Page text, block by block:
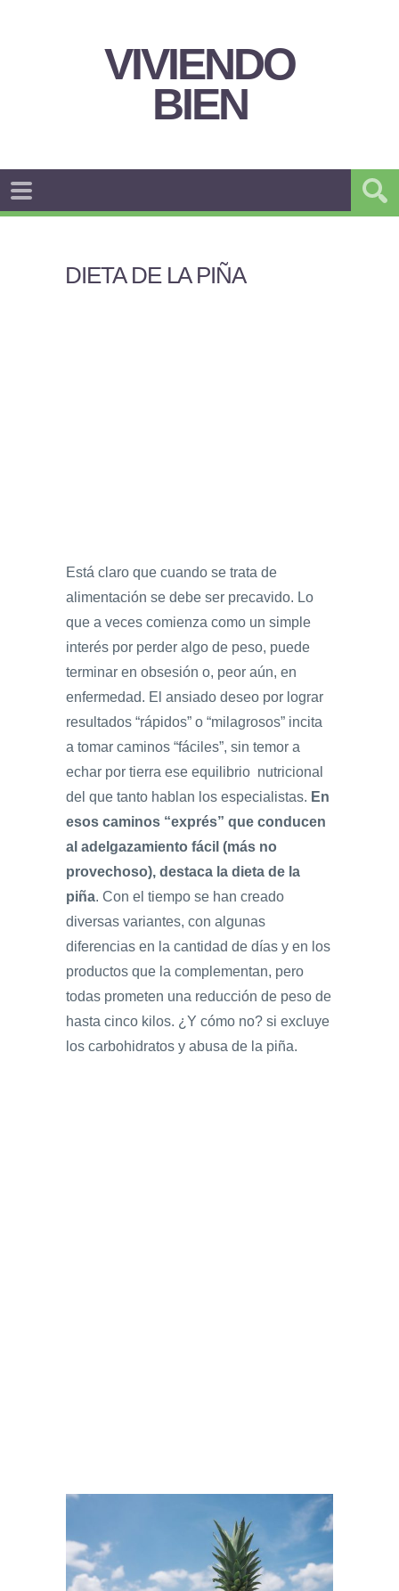
VIVIENDO
BIEN
DIETA DE LA PIÑA
Está claro que cuando se trata de
alimentación se debe ser precavido. Lo
que a veces comienza como un simple
interés por perder algo de peso, puede
terminar en obsesión o, peor aún, en
enfermedad. El ansiado deseo por lograr
resultados “rápidos” o “milagrosos” incita
a tomar caminos “fáciles”, sin temor a
echar por tierra ese equilibrio nutricional
del que tanto hablan los especialistas. En
esos caminos “exprés” que conducen
al adelgazamiento fácil (más no
provechoso), destaca la dieta de la
piña. Con el tiempo se han creado
diversas variantes, con algunas
diferencias en la cantidad de días y en los
productos que la complementan, pero
todas prometen una reducción de peso de
hasta cinco kilos. ¿Y cómo no? si excluye
los carbohidratos y abusa de la piña.